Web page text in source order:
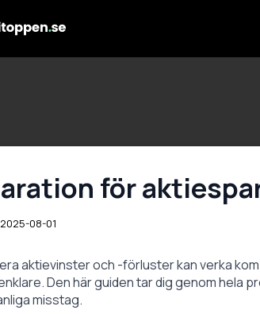
för
2025-08-01
aktievinster och -förluster kan verka
Den här guiden tar dig genom hela
misstag.